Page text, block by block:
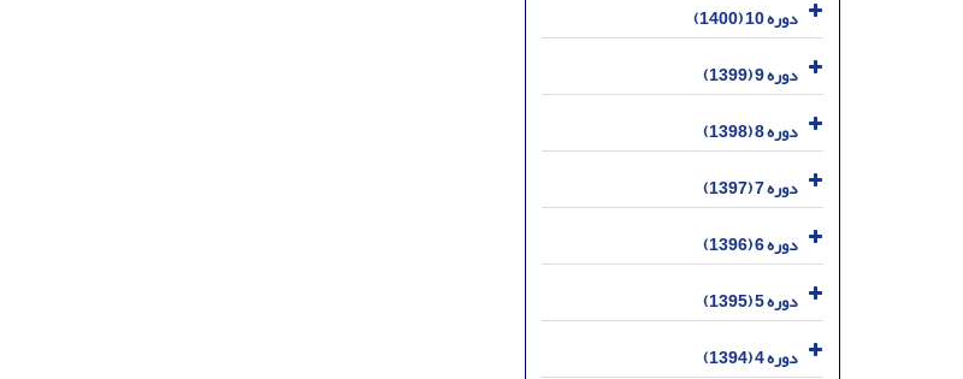
دوره 10 (1400)
دوره 9 (1399)
دوره 8 (1398)
دوره 7 (1397)
دوره 6 (1396)
دوره 5 (1395)
دوره 4 (1394)